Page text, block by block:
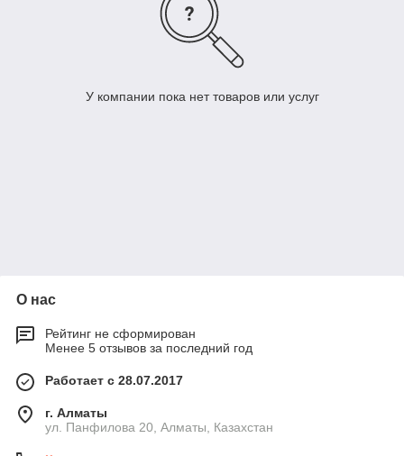
У компании пока нет товаров или услуг
О нас
Рейтинг не сформирован
Менее 5 отзывов за последний год
Работает с 28.07.2017
г. Алматы
ул. Панфилова 20, Алматы, Казахстан